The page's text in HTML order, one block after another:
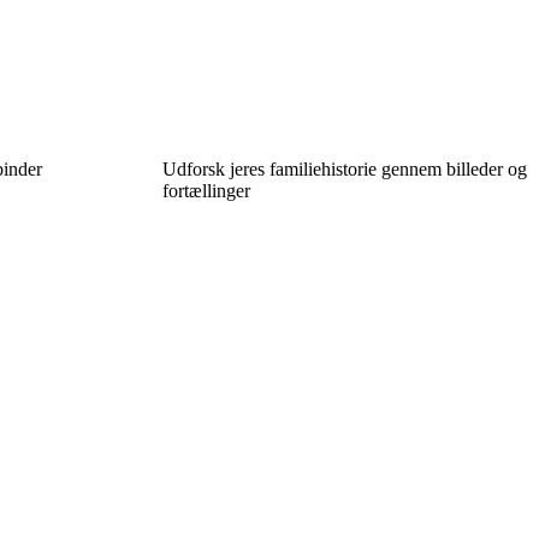
Udforsk jeres familiehistorie gennem billeder og
fortællinger